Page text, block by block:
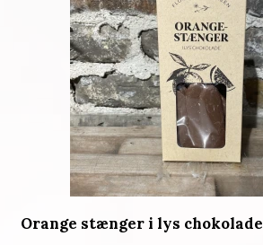
Orange stænger i lys chokolade